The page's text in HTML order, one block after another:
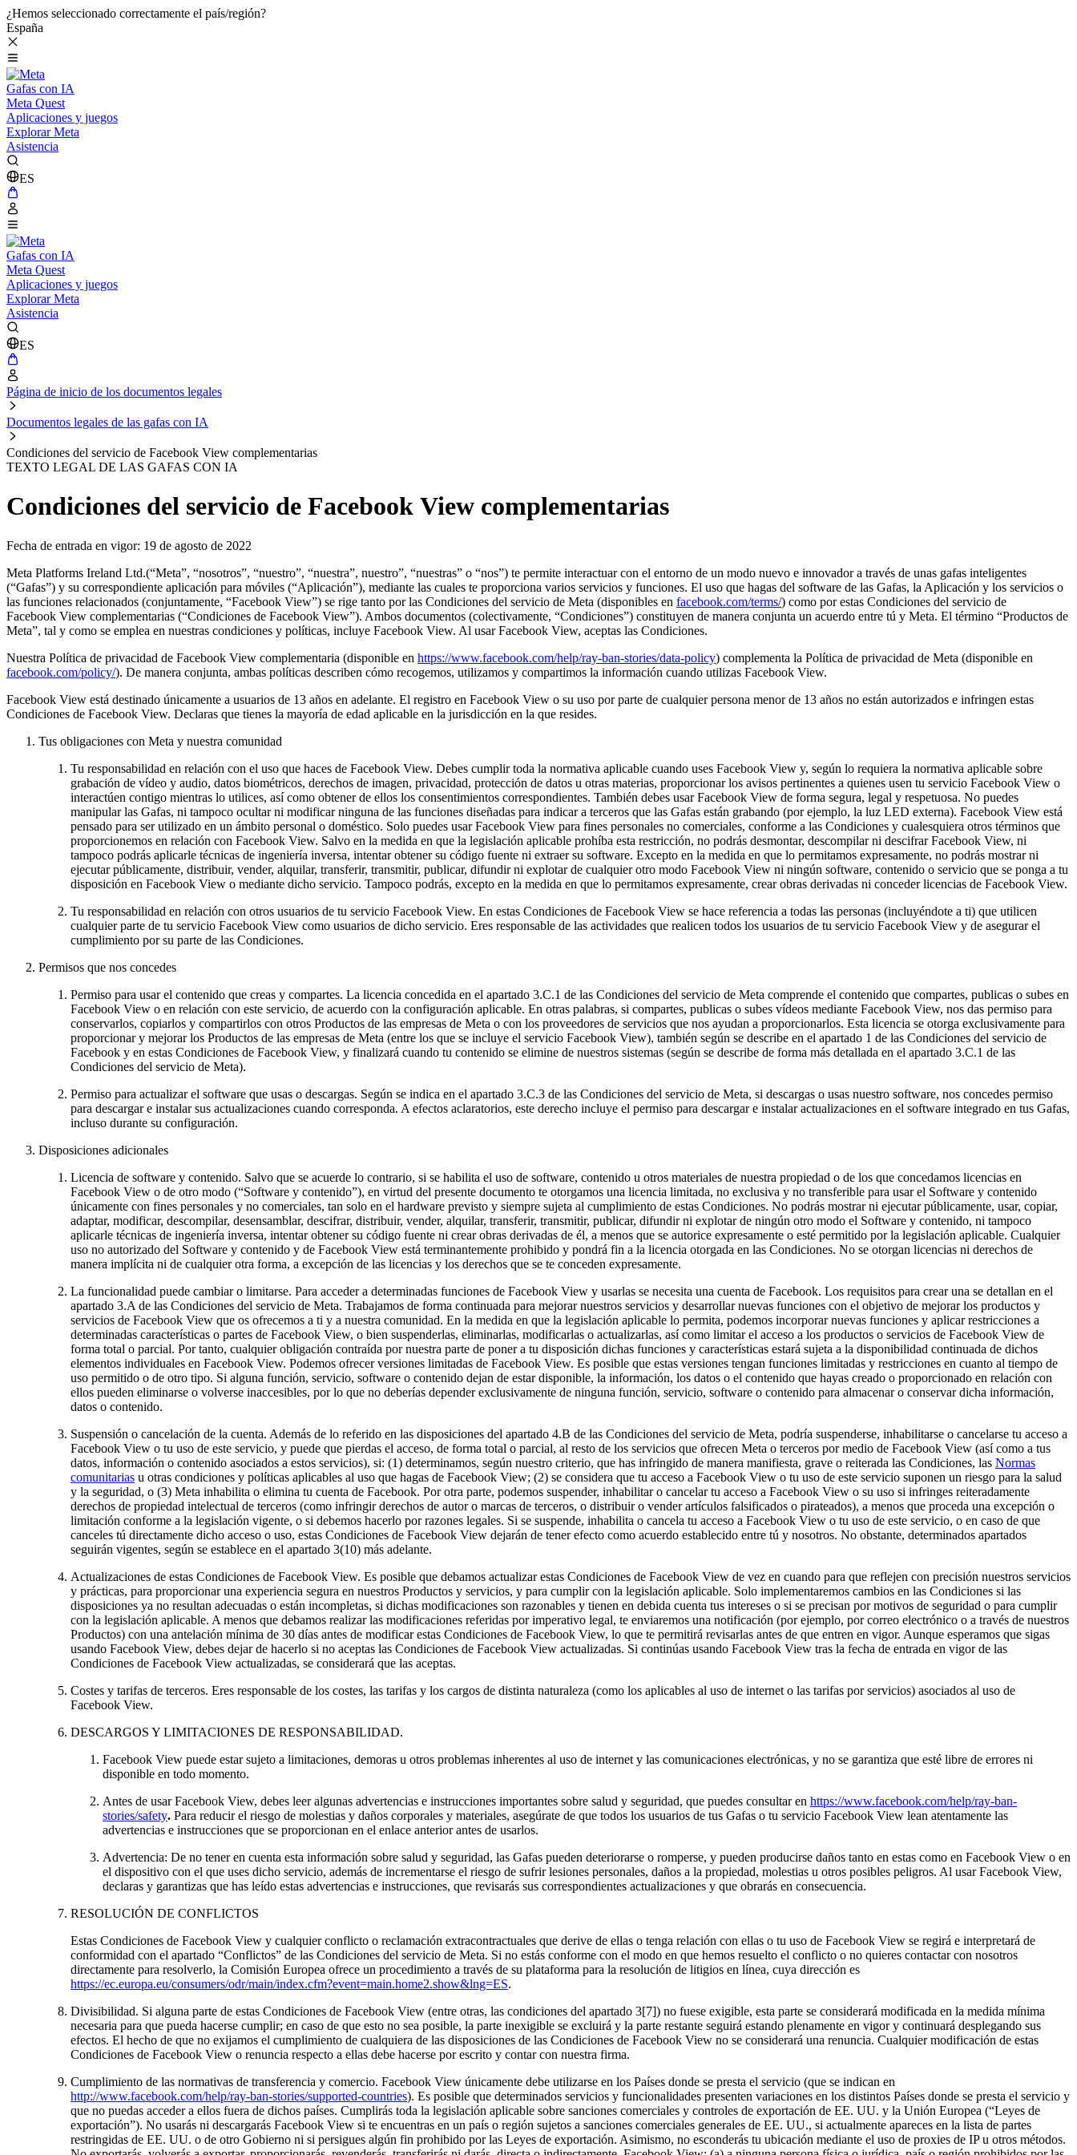
¿Hemos seleccionado correctamente el país/región?
España
Gafas con IA
Meta Quest
Aplicaciones y juegos
Explorar Meta
Asistencia
ES
Gafas con IA
Meta Quest
Aplicaciones y juegos
Explorar Meta
Asistencia
ES
Página de inicio de los documentos legales
Documentos legales de las gafas con IA
Condiciones del servicio de Facebook View complementarias
TEXTO LEGAL DE LAS GAFAS CON IA
Condiciones del servicio de Facebook View complementarias
Fecha de entrada en vigor: 19 de agosto de 2022
Meta Platforms Ireland Ltd.(“Meta”, “nosotros”, “nuestro”, “nuestra”, nuestro”, “nuestras” o “nos”) te permite interactuar con el entorno de un modo nuevo e innovador a través de unas gafas inteligentes
(“Gafas”) y su correspondiente aplicación para móviles (“Aplicación”), mediante las cuales te proporciona varios servicios y funciones. El uso que hagas del software de las Gafas, la Aplicación y los servicios o
las funciones relacionados (conjuntamente, “Facebook View”) se rige tanto por las Condiciones del servicio de Meta (disponibles en facebook.com/terms/) como por estas Condiciones del servicio de
Facebook View complementarias (“Condiciones de Facebook View”). Ambos documentos (colectivamente, “Condiciones”) constituyen de manera conjunta un acuerdo entre tú y Meta. El término “Productos de
Meta”, tal y como se emplea en nuestras condiciones y políticas, incluye Facebook View. Al usar Facebook View, aceptas las Condiciones.
Nuestra Política de privacidad de Facebook View complementaria (disponible en https://www.facebook.com/help/ray-ban-stories/data-policy) complementa la Política de privacidad de Meta (disponible en
facebook.com/policy/). De manera conjunta, ambas políticas describen cómo recogemos, utilizamos y compartimos la información cuando utilizas Facebook View.
Facebook View está destinado únicamente a usuarios de 13 años en adelante. El registro en Facebook View o su uso por parte de cualquier persona menor de 13 años no están autorizados e infringen estas
Condiciones de Facebook View. Declaras que tienes la mayoría de edad aplicable en la jurisdicción en la que resides.
Tus obligaciones con Meta y nuestra comunidad
Tu responsabilidad en relación con el uso que haces de Facebook View. Debes cumplir toda la normativa aplicable cuando uses Facebook View y, según lo requiera la normativa aplicable sobre
grabación de vídeo y audio, datos biométricos, derechos de imagen, privacidad, protección de datos u otras materias, proporcionar los avisos pertinentes a quienes usen tu servicio Facebook View o
interactúen contigo mientras lo utilices, así como obtener de ellos los consentimientos correspondientes. También debes usar Facebook View de forma segura, legal y respetuosa. No puedes
manipular las Gafas, ni tampoco ocultar ni modificar ninguna de las funciones diseñadas para indicar a terceros que las Gafas están grabando (por ejemplo, la luz LED externa). Facebook View está
pensado para ser utilizado en un ámbito personal o doméstico. Solo puedes usar Facebook View para fines personales no comerciales, conforme a las Condiciones y cualesquiera otros términos que
proporcionemos en relación con Facebook View. Salvo en la medida en que la legislación aplicable prohíba esta restricción, no podrás desmontar, descompilar ni descifrar Facebook View, ni
tampoco podrás aplicarle técnicas de ingeniería inversa, intentar obtener su código fuente ni extraer su software. Excepto en la medida en que lo permitamos expresamente, no podrás mostrar ni
ejecutar públicamente, distribuir, vender, alquilar, transferir, transmitir, publicar, difundir ni explotar de cualquier otro modo Facebook View ni ningún software, contenido o servicio que se ponga a tu
disposición en Facebook View o mediante dicho servicio. Tampoco podrás, excepto en la medida en que lo permitamos expresamente, crear obras derivadas ni conceder licencias de Facebook View.
Tu responsabilidad en relación con otros usuarios de tu servicio Facebook View. En estas Condiciones de Facebook View se hace referencia a todas las personas (incluyéndote a ti) que utilicen
cualquier parte de tu servicio Facebook View como usuarios de dicho servicio. Eres responsable de las actividades que realicen todos los usuarios de tu servicio Facebook View y de asegurar el
cumplimiento por su parte de las Condiciones.
Permisos que nos concedes
Permiso para usar el contenido que creas y compartes. La licencia concedida en el apartado 3.C.1 de las Condiciones del servicio de Meta comprende el contenido que compartes, publicas o subes en
Facebook View o en relación con este servicio, de acuerdo con la configuración aplicable. En otras palabras, si compartes, publicas o subes vídeos mediante Facebook View, nos das permiso para
conservarlos, copiarlos y compartirlos con otros Productos de las empresas de Meta o con los proveedores de servicios que nos ayudan a proporcionarlos. Esta licencia se otorga exclusivamente para
proporcionar y mejorar los Productos de las empresas de Meta (entre los que se incluye el servicio Facebook View), también según se describe en el apartado 1 de las Condiciones del servicio de
Facebook y en estas Condiciones de Facebook View, y finalizará cuando tu contenido se elimine de nuestros sistemas (según se describe de forma más detallada en el apartado 3.C.1 de las
Condiciones del servicio de Meta).
Permiso para actualizar el software que usas o descargas. Según se indica en el apartado 3.C.3 de las Condiciones del servicio de Meta, si descargas o usas nuestro software, nos concedes permiso
para descargar e instalar sus actualizaciones cuando corresponda. A efectos aclaratorios, este derecho incluye el permiso para descargar e instalar actualizaciones en el software integrado en tus Gafas,
incluso durante su configuración.
Disposiciones adicionales
Licencia de software y contenido. Salvo que se acuerde lo contrario, si se habilita el uso de software, contenido u otros materiales de nuestra propiedad o de los que concedamos licencias en
Facebook View o de otro modo (“Software y contenido”), en virtud del presente documento te otorgamos una licencia limitada, no exclusiva y no transferible para usar el Software y contenido
únicamente con fines personales y no comerciales, tan solo en el hardware previsto y siempre sujeta al cumplimiento de estas Condiciones. No podrás mostrar ni ejecutar públicamente, usar, copiar,
adaptar, modificar, descompilar, desensamblar, descifrar, distribuir, vender, alquilar, transferir, transmitir, publicar, difundir ni explotar de ningún otro modo el Software y contenido, ni tampoco
aplicarle técnicas de ingeniería inversa, intentar obtener su código fuente ni crear obras derivadas de él, a menos que se autorice expresamente o esté permitido por la legislación aplicable. Cualquier
uso no autorizado del Software y contenido y de Facebook View está terminantemente prohibido y pondrá fin a la licencia otorgada en las Condiciones. No se otorgan licencias ni derechos de
manera implícita ni de cualquier otra forma, a excepción de las licencias y los derechos que se te conceden expresamente.
La funcionalidad puede cambiar o limitarse. Para acceder a determinadas funciones de Facebook View y usarlas se necesita una cuenta de Facebook. Los requisitos para crear una se detallan en el
apartado 3.A de las Condiciones del servicio de Meta. Trabajamos de forma continuada para mejorar nuestros servicios y desarrollar nuevas funciones con el objetivo de mejorar los productos y
servicios de Facebook View que os ofrecemos a ti y a nuestra comunidad. En la medida en que la legislación aplicable lo permita, podemos incorporar nuevas funciones y aplicar restricciones a
determinadas características o partes de Facebook View, o bien suspenderlas, eliminarlas, modificarlas o actualizarlas, así como limitar el acceso a los productos o servicios de Facebook View de
forma total o parcial. Por tanto, cualquier obligación contraída por nuestra parte de poner a tu disposición dichas funciones y características estará sujeta a la disponibilidad continuada de dichos
elementos individuales en Facebook View. Podemos ofrecer versiones limitadas de Facebook View. Es posible que estas versiones tengan funciones limitadas y restricciones en cuanto al tiempo de
uso permitido o de otro tipo. Si alguna función, servicio, software o contenido dejan de estar disponible, la información, los datos o el contenido que hayas creado o proporcionado en relación con
ellos pueden eliminarse o volverse inaccesibles, por lo que no deberías depender exclusivamente de ninguna función, servicio, software o contenido para almacenar o conservar dicha información,
datos o contenido.
Suspensión o cancelación de la cuenta. Además de lo referido en las disposiciones del apartado 4.B de las Condiciones del servicio de Meta, podría suspenderse, inhabilitarse o cancelarse tu acceso a
Facebook View o tu uso de este servicio, y puede que pierdas el acceso, de forma total o parcial, al resto de los servicios que ofrecen Meta o terceros por medio de Facebook View (así como a tus
datos, información o contenido asociados a estos servicios), si: (1) determinamos, según nuestro criterio, que has infringido de manera manifiesta, grave o reiterada las Condiciones, las Normas
comunitarias u otras condiciones y políticas aplicables al uso que hagas de Facebook View; (2) se considera que tu acceso a Facebook View o tu uso de este servicio suponen un riesgo para la salud
y la seguridad, o (3) Meta inhabilita o elimina tu cuenta de Facebook. Por otra parte, podemos suspender, inhabilitar o cancelar tu acceso a Facebook View o su uso si infringes reiteradamente
derechos de propiedad intelectual de terceros (como infringir derechos de autor o marcas de terceros, o distribuir o vender artículos falsificados o pirateados), a menos que proceda una excepción o
limitación conforme a la legislación vigente, o si debemos hacerlo por razones legales. Si se suspende, inhabilita o cancela tu acceso a Facebook View o tu uso de este servicio, o en caso de que
canceles tú directamente dicho acceso o uso, estas Condiciones de Facebook View dejarán de tener efecto como acuerdo establecido entre tú y nosotros. No obstante, determinados apartados
seguirán vigentes, según se establece en el apartado 3(10) más adelante.
Actualizaciones de estas Condiciones de Facebook View. Es posible que debamos actualizar estas Condiciones de Facebook View de vez en cuando para que reflejen con precisión nuestros servicios
y prácticas, para proporcionar una experiencia segura en nuestros Productos y servicios, y para cumplir con la legislación aplicable. Solo implementaremos cambios en las Condiciones si las
disposiciones ya no resultan adecuadas o están incompletas, si dichas modificaciones son razonables y tienen en debida cuenta tus intereses o si se precisan por motivos de seguridad o para cumplir
con la legislación aplicable. A menos que debamos realizar las modificaciones referidas por imperativo legal, te enviaremos una notificación (por ejemplo, por correo electrónico o a través de nuestros
Productos) con una antelación mínima de 30 días antes de modificar estas Condiciones de Facebook View, lo que te permitirá revisarlas antes de que entren en vigor. Aunque esperamos que sigas
usando Facebook View, debes dejar de hacerlo si no aceptas las Condiciones de Facebook View actualizadas. Si continúas usando Facebook View tras la fecha de entrada en vigor de las
Condiciones de Facebook View actualizadas, se considerará que las aceptas.
Costes y tarifas de terceros. Eres responsable de los costes, las tarifas y los cargos de distinta naturaleza (como los aplicables al uso de internet o las tarifas por servicios) asociados al uso de
Facebook View.
DESCARGOS Y LIMITACIONES DE RESPONSABILIDAD.
Facebook View puede estar sujeto a limitaciones, demoras u otros problemas inherentes al uso de internet y las comunicaciones electrónicas, y no se garantiza que esté libre de errores ni
disponible en todo momento.
Antes de usar Facebook View, debes leer algunas advertencias e instrucciones importantes sobre salud y seguridad, que puedes consultar en https://www.facebook.com/help/ray-ban-
stories/safety. Para reducir el riesgo de molestias y daños corporales y materiales, asegúrate de que todos los usuarios de tus Gafas o tu servicio Facebook View lean atentamente las
advertencias e instrucciones que se proporcionan en el enlace anterior antes de usarlos.
Advertencia: De no tener en cuenta esta información sobre salud y seguridad, las Gafas pueden deteriorarse o romperse, y pueden producirse daños tanto en estas como en Facebook View o en
el dispositivo con el que uses dicho servicio, además de incrementarse el riesgo de sufrir lesiones personales, daños a la propiedad, molestias u otros posibles peligros. Al usar Facebook View,
declaras y garantizas que has leído estas advertencias e instrucciones, que revisarás sus correspondientes actualizaciones y que obrarás en consecuencia.
RESOLUCIÓN DE CONFLICTOS
Estas Condiciones de Facebook View y cualquier conflicto o reclamación extracontractuales que derive de ellas o tenga relación con ellas o tu uso de Facebook View se regirá e interpretará de
conformidad con el apartado “Conflictos” de las Condiciones del servicio de Meta. Si no estás conforme con el modo en que hemos resuelto el conflicto o no quieres contactar con nosotros
directamente para resolverlo, la Comisión Europea ofrece un procedimiento a través de su plataforma para la resolución de litigios en línea, cuya dirección es
https://ec.europa.eu/consumers/odr/main/index.cfm?event=main.home2.show&lng=ES.
Divisibilidad. Si alguna parte de estas Condiciones de Facebook View (entre otras, las condiciones del apartado 3[7]) no fuese exigible, esta parte se considerará modificada en la medida mínima
necesaria para que pueda hacerse cumplir; en caso de que esto no sea posible, la parte inexigible se excluirá y la parte restante seguirá estando plenamente en vigor y continuará desplegando sus
efectos. El hecho de que no exijamos el cumplimiento de cualquiera de las disposiciones de las Condiciones de Facebook View no se considerará una renuncia. Cualquier modificación de estas
Condiciones de Facebook View o renuncia respecto a ellas debe hacerse por escrito y contar con nuestra firma.
Cumplimiento de las normativas de transferencia y comercio. Facebook View únicamente debe utilizarse en los Países donde se presta el servicio (que se indican en
http://www.facebook.com/help/ray-ban-stories/supported-countries). Es posible que determinados servicios y funcionalidades presenten variaciones en los distintos Países donde se presta el servicio y
que no puedas acceder a ellos fuera de dichos países. Cumplirás toda la legislación aplicable sobre sanciones comerciales y controles de exportación de EE. UU. y la Unión Europea (“Leyes de
exportación”). No usarás ni descargarás Facebook View si te encuentras en un país o región sujetos a sanciones comerciales generales de EE. UU., si actualmente apareces en la lista de partes
restringidas de EE. UU. o de otro Gobierno ni si persigues algún fin prohibido por las Leyes de exportación. Asimismo, no esconderás tu ubicación mediante el uso de proxies de IP u otros métodos.